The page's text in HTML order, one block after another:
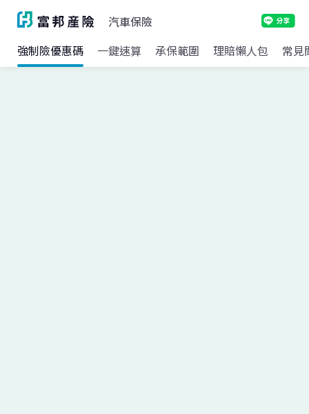
汽車保險
強制險優惠碼 一鍵速算 承保範圍 理賠懶人包 常見